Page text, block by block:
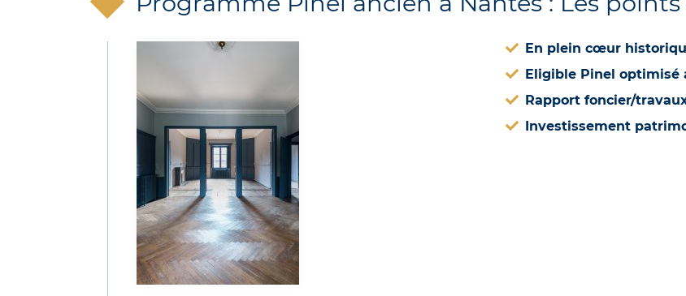
En plein cœur
Eligible Pinel optimisé
Rapport foncier/
Investissement